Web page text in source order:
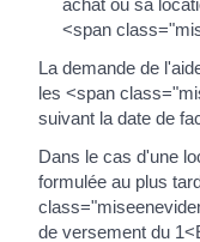
achat ou sa
<span
La demande de
les <span
suivant la date de
Dans le cas d'une
formulée au plus
de versement du